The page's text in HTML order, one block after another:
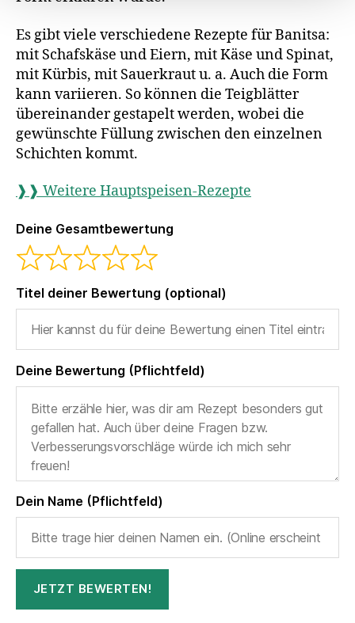
Es gibt viele verschiedene Rezepte für Banitsa:
mit Schafskäse und Eiern, mit Käse und Spinat,
mit Kürbis, mit Sauerkraut u. a. Auch die Form
kann variieren. So können die Teigblätter
übereinander gestapelt werden, wobei die
gewünschte Füllung zwischen den einzelnen
Schichten kommt.
❱❱ Weitere Hauptspeisen-Rezepte
Deine Gesamtbewertung
Titel deiner Bewertung (optional)
Deine Bewertung (Pflichtfeld)
Dein Name (Pflichtfeld)
JETZT BEWERTEN!